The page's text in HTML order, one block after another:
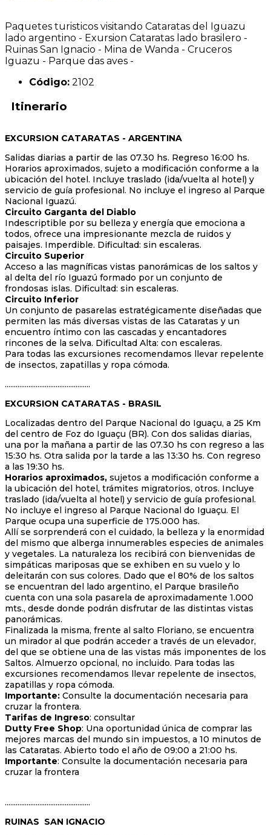
Paquetes turisticos visitando Cataratas del Iguazu
lado argentino - Exursion Cataratas lado brasilero -
Ruinas San Ignacio - Mina de Wanda - Cruceros
Iguazu - Parque das aves -
Código: 2102
Itinerario
EXCURSION CATARATAS - ARGENTINA
Salidas diarias a partir de las 07.30 hs. Regreso 16:00 hs.
Horarios aproximados, sujeto a modificación conforme a la
ubicación del hotel. Incluye traslado (ida/vuelta al hotel) y
servicio de guía profesional. No incluye el ingreso al Parque
Nacional Iguazú.
Circuito Garganta del Diablo
Indescriptible por su belleza y energía que emociona a
todos, ofrece una impresionante mezcla de ruidos y
paisajes. Imperdible. Dificultad: sin escaleras.
Circuito Superior
Acceso a las magníficas vistas panorámicas de los saltos y
al delta del río Iguazú formado por un conjunto de
frondosas islas. Dificultad: sin escaleras.
Circuito Inferior
Un conjunto de pasarelas estratégicamente diseñadas que
permiten las más diversas vistas de las Cataratas y un
encuentro íntimo con las cascadas y encantadores
rincones de la selva. Dificultad Alta: con escaleras.
Para todas las excursiones recomendamos llevar repelente
de insectos, zapatillas y ropa cómoda.
...............................................
EXCURSION CATARATAS - BRASIL
Localizadas dentro del Parque Nacional do Iguaçu, a 25 Km
del centro de Foz do Iguaçu (BR). Con dos salidas diarias,
una por la mañana a partir de las 07.30 hs con regreso a las
15:30 hs. Otra salida por la tarde a las 13:30 hs. Con regreso
a las 19:30 hs.
Horarios aproximados, sujetos a modificación conforme a
la ubicación del hotel, trámites migratorios, otros. Incluye
traslado (ida/vuelta al hotel) y servicio de guía profesional.
No incluye el ingreso al Parque Nacional do Iguaçu. El
Parque ocupa una superficie de 175.000 has.
Allí se sorprenderá con el cuidado, la belleza y la enormidad
del mismo que alberga innumerables especies de animales
y vegetales. La naturaleza los recibirá con bienvenidas de
simpáticas mariposas que se exhiben en su vuelo y lo
deleitarán con sus colores. Dado que el 80% de los saltos
se encuentran del lado argentino, el Parque brasileño
cuenta con una sola pasarela de aproximadamente 1.000
mts., desde donde podrán disfrutar de las distintas vistas
panorámicas.
Finalizada la misma, frente al salto Floriano, se encuentra
un mirador al que podrán acceder a través de un elevador,
del que se obtiene una de las vistas más imponentes de los
Saltos. Almuerzo opcional, no incluido. Para todas las
excursiones recomendamos llevar repelente de insectos,
zapatillas y ropa cómoda.
Importante: Consulte la documentación necesaria para
cruzar la frontera.
Tarifas de Ingreso: consultar
Dutty Free Shop: Una oportunidad única de comprar las
mejores marcas del mundo sin impuestos, a 10 minutos de
las Cataratas. Abierto todo el año de 09:00 a 21:00 hs.
Importante: Consulte la documentación necesaria para
cruzar la frontera
...............................................
RUINAS SAN IGNACIO